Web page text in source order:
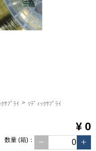
ｻﾌﾟﾗｲ ｿﾃﾞｨｯｸｻﾌﾟﾗｲ
¥ 0
数量 (箱) ：